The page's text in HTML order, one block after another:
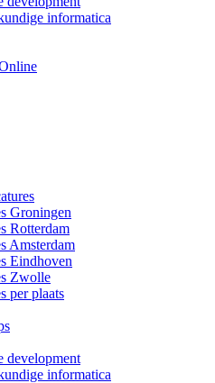
informatica
Groningen
Rotterdam
Amsterdam
Eindhoven
Zwolle
per plaats
development
informatica